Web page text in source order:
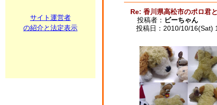
サイト運営者
の紹介と法定表示
Re: 香川県高松市のポロ君
投稿者： ビーちゃん
投稿日：2010/10/16(Sat)